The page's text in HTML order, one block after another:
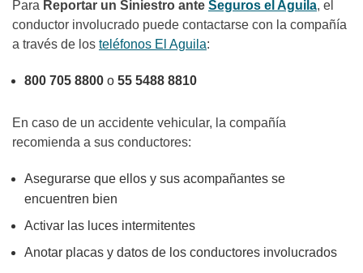
Para Reportar un Siniestro ante Seguros el Aguila, el
conductor involucrado puede contactarse con la compañía
a través de los teléfonos El Aguila:
800 705 8800 o 55 5488 8810
En caso de un accidente vehicular, la compañía
recomienda a sus conductores:
Asegurarse que ellos y sus acompañantes se
encuentren bien
Activar las luces intermitentes
Anotar placas y datos de los conductores involucrados